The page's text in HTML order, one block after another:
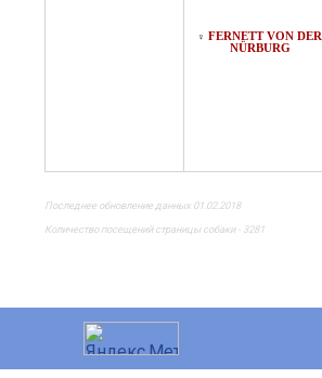
♀ FERNETT VON DER
NÜRBURG
Последнее обновление данных 01.02.2018
Количество посещений страницы собаки - 3281